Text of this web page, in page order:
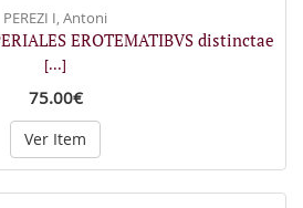
PEREZI I, Antoni
EROTEMATIBVS distinctae
[...]
75.00€
Ver Item